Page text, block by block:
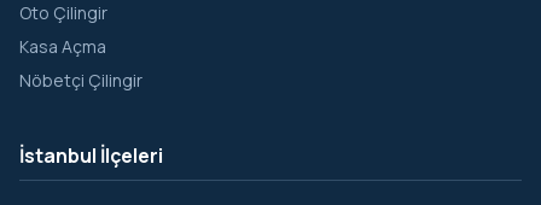
Satmazlı
Sofular
Sortullu
Şuayipli
Oto Çilingir
Kasa Açma
Nöbetçi Çilingir
İstanbul İlçeleri